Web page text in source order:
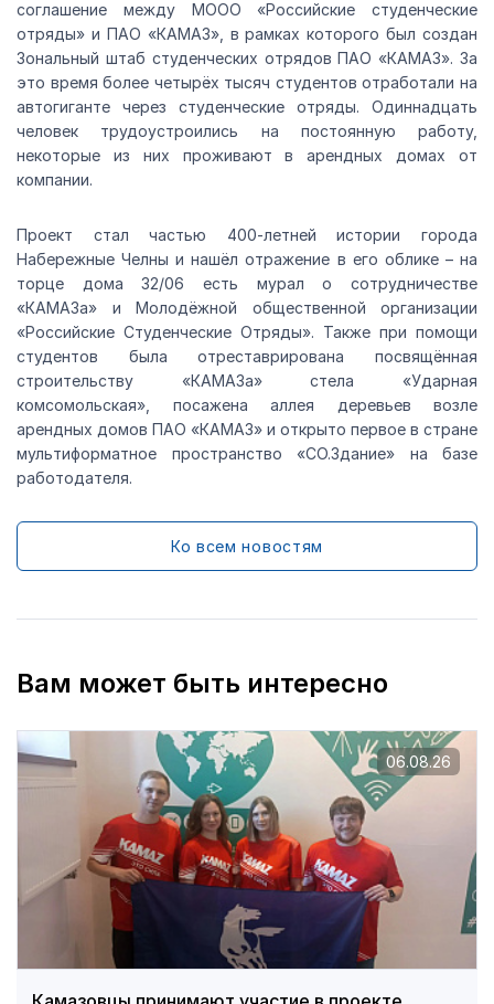
соглашение между МООО «Российские студенческие
отряды» и ПАО «КАМАЗ», в рамках которого был создан
Зональный штаб студенческих отрядов ПАО «КАМАЗ». За
это время более четырёх тысяч студентов отработали на
автогиганте через студенческие отряды. Одиннадцать
человек трудоустроились на постоянную работу,
некоторые из них проживают в арендных домах от
компании.
Проект стал частью 400-летней истории города
Набережные Челны и нашёл отражение в его облике – на
торце дома 32/06 есть мурал о сотрудничестве
«КАМАЗа» и Молодёжной общественной организации
«Российские Студенческие Отряды». Также при помощи
студентов была отреставрирована посвящённая
строительству «КАМАЗа» стела «Ударная
комсомольская», посажена аллея деревьев возле
арендных домов ПАО «КАМАЗ» и открыто первое в стране
мультиформатное пространство «СО.Здание» на базе
работодателя.
Ко всем новостям
Вам может быть интересно
06.08.26